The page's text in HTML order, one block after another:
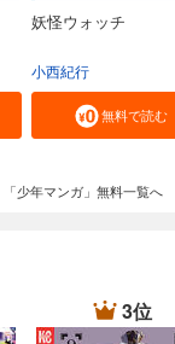
妖怪ウォッチ
小西紀行
無料で読む
「少年マンガ」無料一覧へ
3位